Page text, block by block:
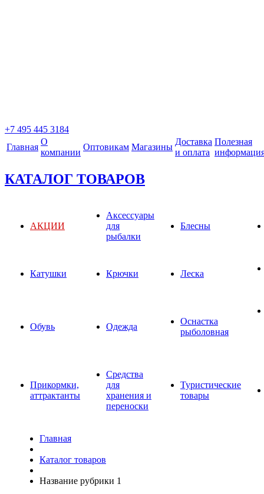
+7 495 445 3184
Главная
О
компании
Оптовикам Магазины
Доставка
и оплата
Полезная
КАТАЛОГ ТОВАРОВ
АКЦИИ
Аксессуары
для
рыбалки
Блесны
Катушки Крючки Леска
Обувь Одежда
Оснастка
рыболовная
Прикормки,
аттрактанты
Средства
для
хранения и
переноски
Туристические
товары
Главная
Каталог товаров
Название рубрики 1